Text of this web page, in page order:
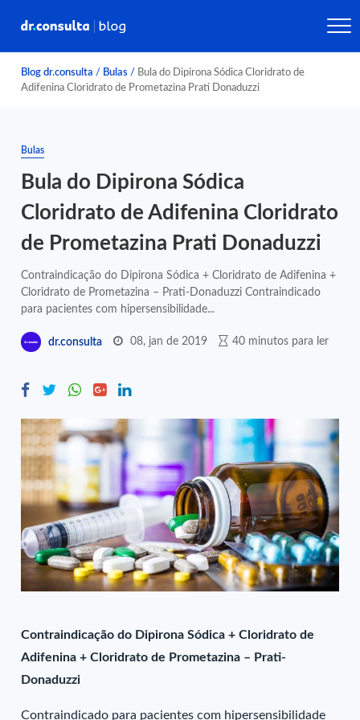
Blog dr.consulta / Bulas / Bula do Dipirona Sódica Cloridrato de
Adifenina Cloridrato de Prometazina Prati Donaduzzi
Bulas
Bula do Dipirona Sódica
Cloridrato de Adifenina Cloridrato
de Prometazina Prati Donaduzzi
Contraindicação do Dipirona Sódica + Cloridrato de Adifenina +
Cloridrato de Prometazina – Prati-Donaduzzi Contraindicado
para pacientes com hipersensibilidade...
dr.consulta 08, jan de 2019 40 minutos para ler
Contraindicação do Dipirona Sódica + Cloridrato de
Adifenina + Cloridrato de Prometazina – Prati-
Donaduzzi
Contraindicado para pacientes com hipersensibilidade